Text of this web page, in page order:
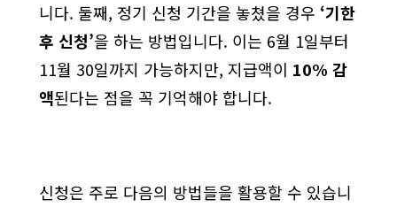
니다. 둘째, 정기 신청 기간을 놓쳤을 경우 ‘기한
후 신청’을 하는 방법입니다. 이는 6월 1일부터
11월 30일까지 가능하지만, 지급액이 10% 감
액된다는 점을 꼭 기억해야 합니다.
신청은 주로 다음의 방법들을 활용할 수 있습니